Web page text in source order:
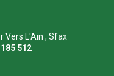
Vers L'Ain , Sfax
512